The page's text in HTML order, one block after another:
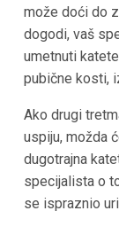
može doći do
dogodi, vaš
umetnuti
pubične kosti,
Ako drugi
uspiju, možda
dugotrajna
specijalista o
se ispraznio